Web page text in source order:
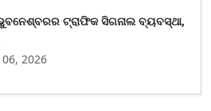
ଟ୍ରାଫିକ ସିଗନାଲ ବ୍ୟବସ୍ଥା,
2026